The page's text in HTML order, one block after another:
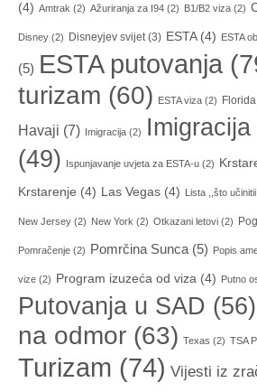
(4) Amtrak (2) Ažuriranja za I94 (2) B1/B2 viza (2)
Disney (2) Disneyjev svijet(3) ESTA(4) ESTA
(5) ESTA putovanja
turizam (60) ESTA viza (2) Florida
Havaji (7) Imigracija (2)
(49) Ispunjavanje uvjeta za ESTA-u (2)
Krstarenje (4) Las Vegas (4) Lista ,,što
New Jersey (2) New York (2) Otkazani letovi (2)
Pomračenje (2) Pomrčina Sunca (5) Popis
vize (2) Program izuzeća od viza (4) Putno
Putovanja u SAD (56)
na odmor (63) Texas (2) TSA
Turizam (74) Vijesti iz